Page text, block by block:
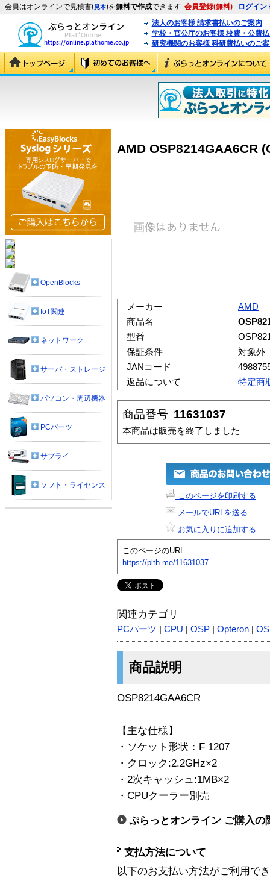
会員はオンラインで見積書(見本)を無料で作成できます 会員登録(無料) ログイン
法人のお客様 請求書払いのご案内
学校・官公庁のお客様 校費・公費
研究機関のお客様 科研費払いのご
AMD OSP8214GAA6CR
メーカー
AMD
商品名
型番
保証条件
対象外
JANコード
返品について
特定商
商品番号 11631037
本商品は販売を終了しました
このページを印刷する
メールでURLを送る
お気に入りに追加する
このページのURL
https://plth.me/11631037
関連カテゴリ
PCパーツ CPU OSP Opteron OS
商品説明
OSP8214GAA6CR
【主な仕様】
・ソケット形状：F 1207
・クロック:2.2GHz×2
・2次キャッシュ:1MB×2
・CPUクーラー別売
ぷらっとオンライン ご購入の
支払方法について
以下のお支払い方法がご利用で
OpenBlocks
IoT関連
ネットワーク
サーバ・ストレージ
パソコン・周辺機器
PCパーツ
サプライ
ソフト・ライセンス